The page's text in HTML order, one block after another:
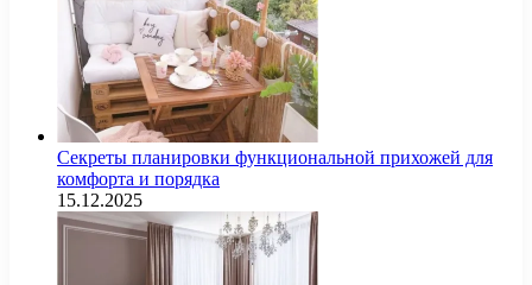
Секреты планировки функциональной прихожей для
комфорта и порядка
15.12.2025